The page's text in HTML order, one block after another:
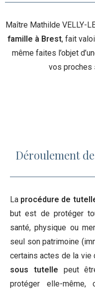
Maître Mathilde VELLY-
famille à Brest, fait
même faites l’objet
vos proches
Déroulement
La procédure de
but est de protéger
santé, physique ou
seul son patrimoine
certains actes de la vie
sous tutelle peut
protéger elle-